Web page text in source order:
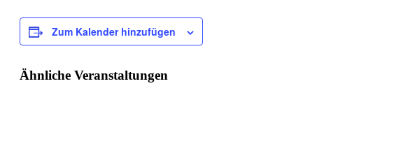
Zum Kalender hinzufügen
Ähnliche Veranstaltungen